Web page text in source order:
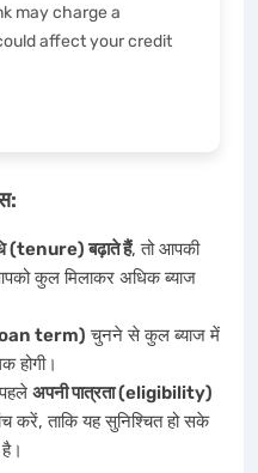
may charge a
affect your credit
(tenure) बढ़ाते हैं, तो आपकी
कुल मिलाकर अधिक ब्याज
term) चुनने से कुल ब्याज में
होगी।
अपनी पात्रता (eligibility)
करें, ताकि यह सुनिश्चित हो सके